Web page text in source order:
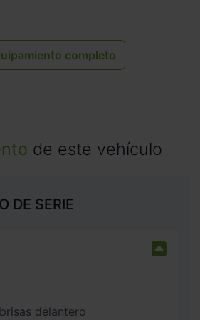
completo
de este vehículo
DE SERIE
delantero